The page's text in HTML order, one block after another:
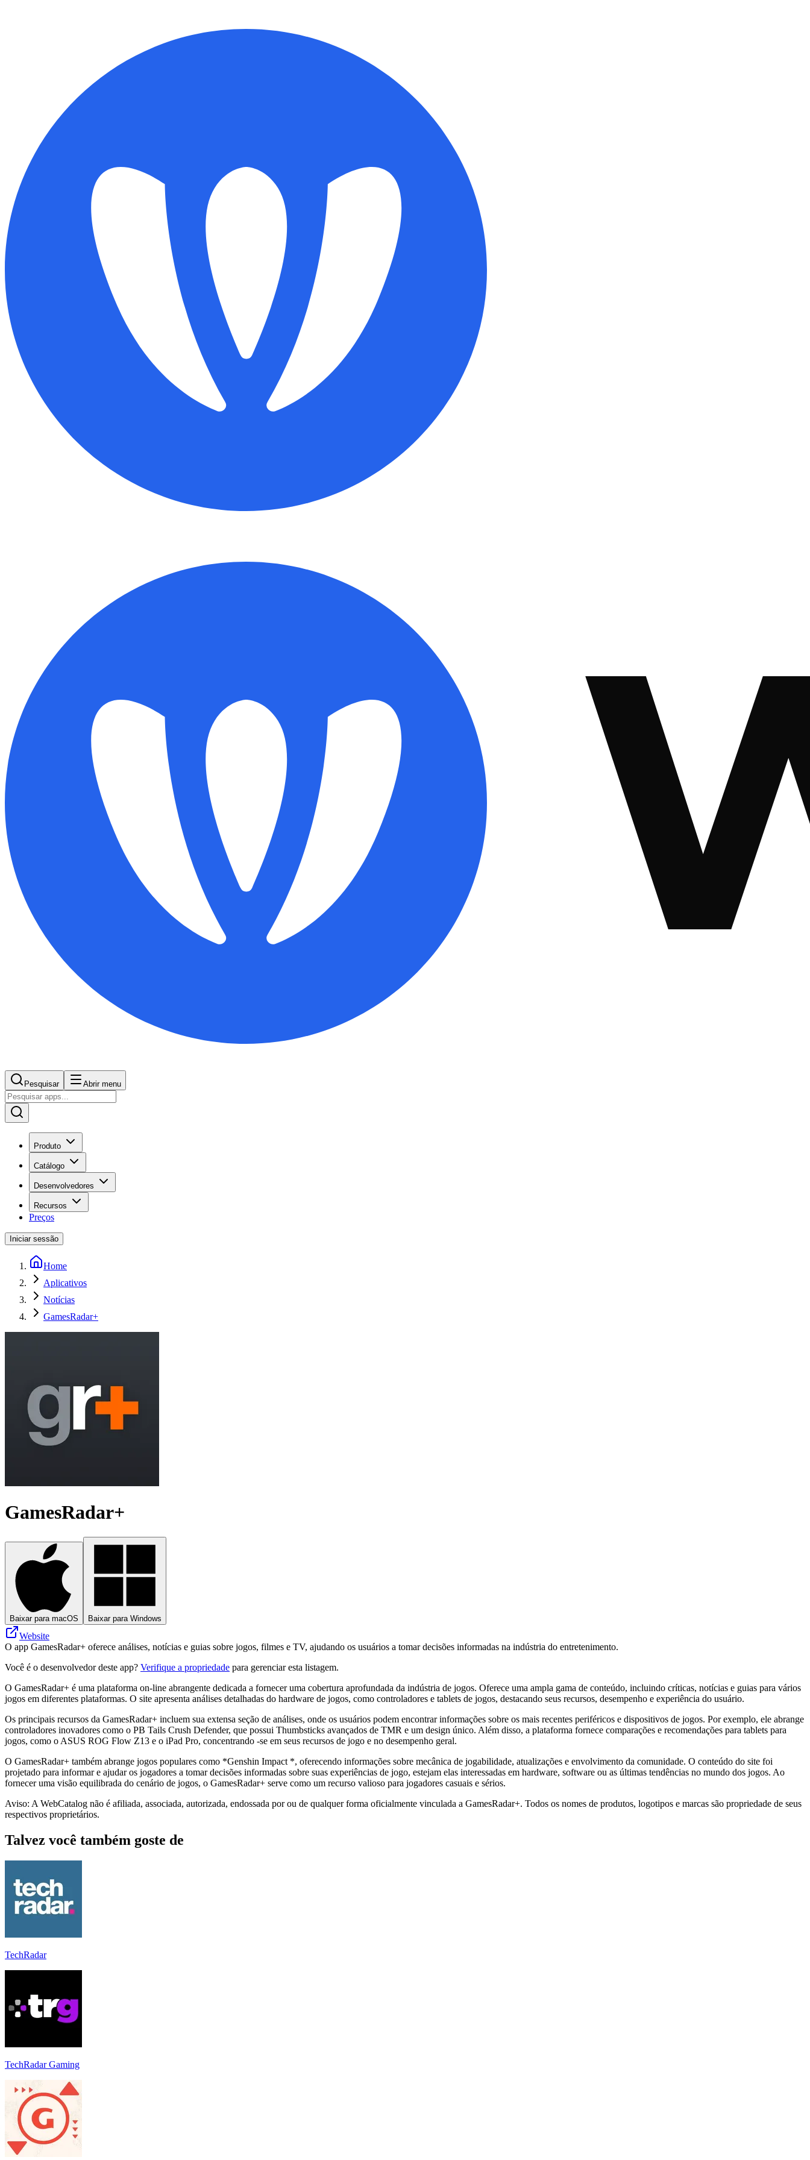
Pesquisar Abrir menu
Produto
Catálogo
Desenvolvedores
Recursos
Preços
Iniciar sessão
Home
Aplicativos
Notícias
GamesRadar+
GamesRadar+
Baixar para macOS Baixar para Windows
Website
O app GamesRadar+ oferece análises, notícias e guias sobre jogos, filmes e TV, ajudando os usuários a tomar decisões informadas na indústria do entretenimento.
Você é o desenvolvedor deste app? Verifique a propriedade para gerenciar esta listagem.
O GamesRadar+ é uma plataforma on-line abrangente dedicada a fornecer uma cobertura aprofundada da indústria de jogos. Oferece uma ampla gama de conteúdo, incluindo críticas, notícias e guias para vários
jogos em diferentes plataformas. O site apresenta análises detalhadas do hardware de jogos, como controladores e tablets de jogos, destacando seus recursos, desempenho e experiência do usuário.
Os principais recursos da GamesRadar+ incluem sua extensa seção de análises, onde os usuários podem encontrar informações sobre os mais recentes periféricos e dispositivos de jogos. Por exemplo, ele abrange
controladores inovadores como o PB Tails Crush Defender, que possui Thumbsticks avançados de TMR e um design único. Além disso, a plataforma fornece comparações e recomendações para tablets para
jogos, como o ASUS ROG Flow Z13 e o iPad Pro, concentrando -se em seus recursos de jogo e no desempenho geral.
O GamesRadar+ também abrange jogos populares como *Genshin Impact *, oferecendo informações sobre mecânica de jogabilidade, atualizações e envolvimento da comunidade. O conteúdo do site foi
projetado para informar e ajudar os jogadores a tomar decisões informadas sobre suas experiências de jogo, estejam elas interessadas em hardware, software ou as últimas tendências no mundo dos jogos. Ao
fornecer uma visão equilibrada do cenário de jogos, o GamesRadar+ serve como um recurso valioso para jogadores casuais e sérios.
Aviso: A WebCatalog não é afiliada, associada, autorizada, endossada por ou de qualquer forma oficialmente vinculada a GamesRadar+. Todos os nomes de produtos, logotipos e marcas são propriedade de seus
respectivos proprietários.
Talvez você também goste de
TechRadar
TechRadar Gaming